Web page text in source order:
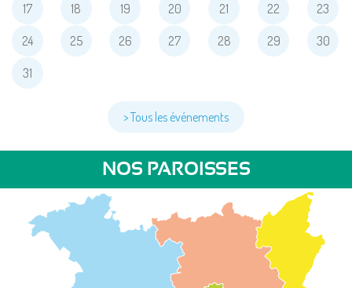
17 18 19 20 21 22 23
24 25 26 27 28 29 30
31
> Tous les événements
NOS PAROISSES